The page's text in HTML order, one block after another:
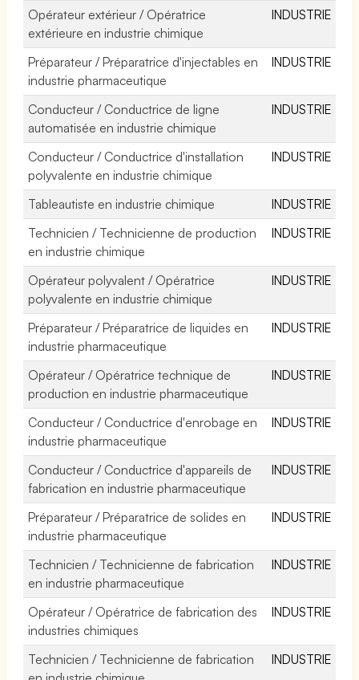
Opérateur extérieur / Opératrice
extérieure en industrie chimique
INDUSTRIE
Préparateur / Préparatrice d'injectables en
industrie pharmaceutique
INDUSTRIE
Conducteur / Conductrice de ligne
automatisée en industrie chimique
INDUSTRIE
Conducteur / Conductrice d'installation
polyvalente en industrie chimique
INDUSTRIE
Tableautiste en industrie chimique
INDUSTRIE
Technicien / Technicienne de production
en industrie chimique
INDUSTRIE
Opérateur polyvalent / Opératrice
polyvalente en industrie chimique
INDUSTRIE
Préparateur / Préparatrice de liquides en
industrie pharmaceutique
INDUSTRIE
Opérateur / Opératrice technique de
production en industrie pharmaceutique
INDUSTRIE
Conducteur / Conductrice d'enrobage en
industrie pharmaceutique
INDUSTRIE
Conducteur / Conductrice d'appareils de
fabrication en industrie pharmaceutique
INDUSTRIE
Préparateur / Préparatrice de solides en
industrie pharmaceutique
INDUSTRIE
Technicien / Technicienne de fabrication
en industrie pharmaceutique
INDUSTRIE
Opérateur / Opératrice de fabrication des
industries chimiques
INDUSTRIE
Technicien / Technicienne de fabrication
INDUSTRIE